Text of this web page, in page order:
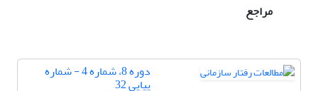
مراجع
دوره 8، شماره 4 - شماره
پیاپی 32